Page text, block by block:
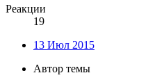
Реакции
19
13 Июл 2015
Автор темы